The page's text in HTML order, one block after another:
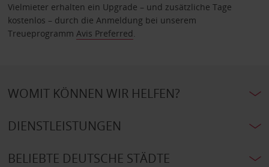
Vielmieter erhalten ein Upgrade – und zusätzliche Tage
kostenlos – durch die Anmeldung bei unserem
Treueprogramm Avis Preferred
WOMIT KÖNNEN WIR HELFEN?
DIENSTLEISTUNGEN
BELIEBTE DEUTSCHE STÄDTE